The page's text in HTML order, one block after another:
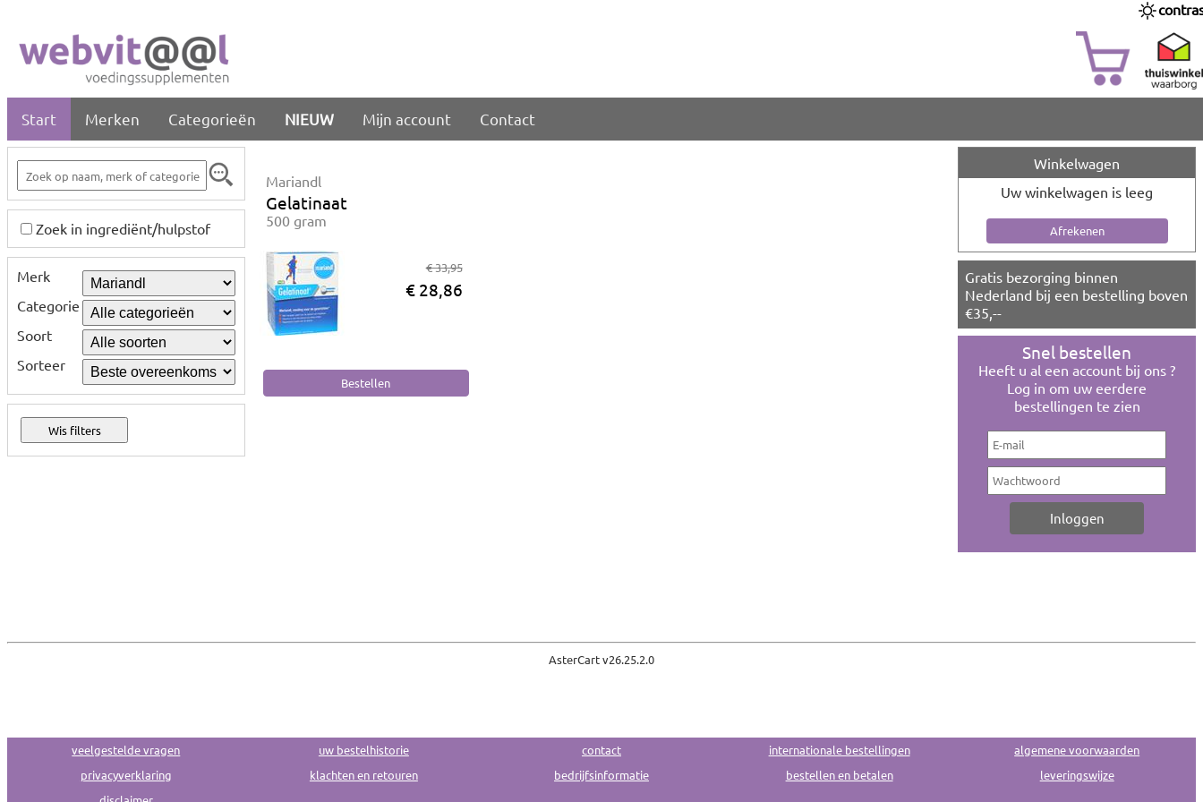
Start Merken Categorieën NIEUW Mijn account Contact
Zoek in ingrediënt/hulpstof
Merk
Categorie
Soort
Sorteer
Mariandl
Gelatinaat
500 gram
€ 33,95
€ 28,86
Winkelwagen
Uw winkelwagen is leeg
Gratis bezorging binnen
Nederland bij een bestelling boven
€35,--
Snel bestellen
Heeft u al een account bij ons ?
Log in om uw eerdere
bestellingen te zien
veelgestelde vragen uw bestelhistorie contact internationale bestellingen
algemene voorwaarden
privacyverklaring
klachten en retouren bedrijfsinformatie bestellen en betalen
leveringswijze
AsterCart v26.25.2.0